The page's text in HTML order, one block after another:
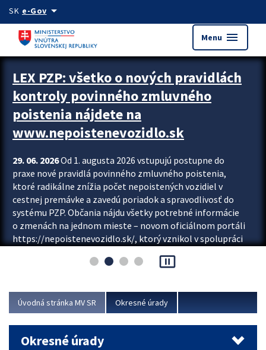
Preskocit na hlavný obsah
SK e-Govarrow_drop_down
Menu menu
Zastavit automatický posun upútavok
LEX PZP: všetko o nových pravidlách
kontroly povinného zmluvného
poistenia nájdete na
www.nepoistenevozidlo.sk
29. 06. 2026Od 1. augusta 2026 vstupujú postupne do
praxe nové pravidlá povinného zmluvného poistenia,
ktoré radikálne znížia počet nepoistených vozidiel v
cestnej premávke a zavedú poriadok a spravodlivosť do
systému PZP. Občania nájdu všetky potrebné informácie
o zmenách na jednom mieste – novom oficiálnom portáli
https://nepoistenevozidlo.sk/, ktorý vznikol v spolupráci
asociácie poisťovní (SLASPO) a Ministerstva vnútra SR.
Viac
pause_presentation
Úvodná stránka MV SR Okresné úrady
Okresné úrady